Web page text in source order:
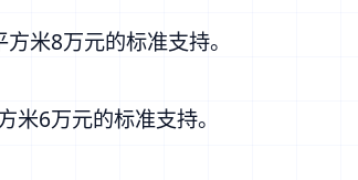
米8万元的标准支持。
6万元的标准支持。